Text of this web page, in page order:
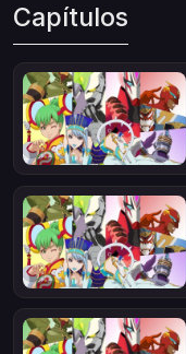
Capítulos